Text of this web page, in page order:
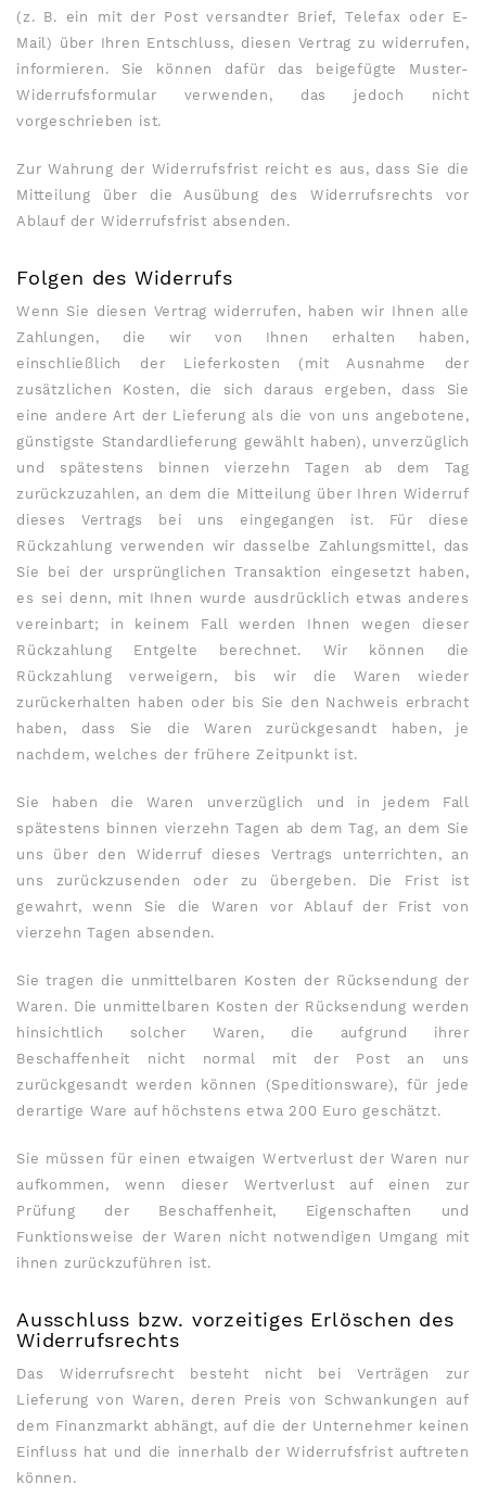
(z. B. ein mit der Post versandter Brief, Telefax oder E-
Mail) über Ihren Entschluss, diesen Vertrag zu widerrufen,
informieren. Sie können dafür das beigefügte Muster-
Widerrufsformular verwenden, das jedoch nicht
vorgeschrieben ist.
Zur Wahrung der Widerrufsfrist reicht es aus, dass Sie die
Mitteilung über die Ausübung des Widerrufsrechts vor
Ablauf der Widerrufsfrist absenden.
Folgen des Widerrufs
Wenn Sie diesen Vertrag widerrufen, haben wir Ihnen alle
Zahlungen, die wir von Ihnen erhalten haben,
einschließlich der Lieferkosten (mit Ausnahme der
zusätzlichen Kosten, die sich daraus ergeben, dass Sie
eine andere Art der Lieferung als die von uns angebotene,
günstigste Standardlieferung gewählt haben), unverzüglich
und spätestens binnen vierzehn Tagen ab dem Tag
zurückzuzahlen, an dem die Mitteilung über Ihren Widerruf
dieses Vertrags bei uns eingegangen ist. Für diese
Rückzahlung verwenden wir dasselbe Zahlungsmittel, das
Sie bei der ursprünglichen Transaktion eingesetzt haben,
es sei denn, mit Ihnen wurde ausdrücklich etwas anderes
vereinbart; in keinem Fall werden Ihnen wegen dieser
Rückzahlung Entgelte berechnet. Wir können die
Rückzahlung verweigern, bis wir die Waren wieder
zurückerhalten haben oder bis Sie den Nachweis erbracht
haben, dass Sie die Waren zurückgesandt haben, je
nachdem, welches der frühere Zeitpunkt ist.
Sie haben die Waren unverzüglich und in jedem Fall
spätestens binnen vierzehn Tagen ab dem Tag, an dem Sie
uns über den Widerruf dieses Vertrags unterrichten, an
uns zurückzusenden oder zu übergeben. Die Frist ist
gewahrt, wenn Sie die Waren vor Ablauf der Frist von
vierzehn Tagen absenden.
Sie tragen die unmittelbaren Kosten der Rücksendung der
Waren. Die unmittelbaren Kosten der Rücksendung werden
hinsichtlich solcher Waren, die aufgrund ihrer
Beschaffenheit nicht normal mit der Post an uns
zurückgesandt werden können (Speditionsware), für jede
derartige Ware auf höchstens etwa 200 Euro geschätzt.
Sie müssen für einen etwaigen Wertverlust der Waren nur
aufkommen, wenn dieser Wertverlust auf einen zur
Prüfung der Beschaffenheit, Eigenschaften und
Funktionsweise der Waren nicht notwendigen Umgang mit
ihnen zurückzuführen ist.
Ausschluss bzw. vorzeitiges Erlöschen des
Widerrufsrechts
Das Widerrufsrecht besteht nicht bei Verträgen zur
Lieferung von Waren, deren Preis von Schwankungen auf
dem Finanzmarkt abhängt, auf die der Unternehmer keinen
Einfluss hat und die innerhalb der Widerrufsfrist auftreten
können.